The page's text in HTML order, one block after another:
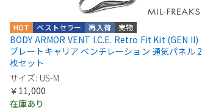
実物
再入荷
ベストセラー
HOT
BODY ARMOR VENT I.C.E. Retro Fit Kit (GEN II)
プレートキャリア ベンチレーション 通気パネル 2
枚セット
サイズ: US-M
￥11,000
在庫あり